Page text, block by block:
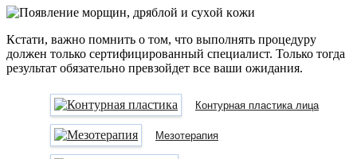
Кстати, важно помнить о том, что выполнять процедуру
должен только сертифицированный специалист. Только тогда
результат обязательно превзойдет все ваши ожидания.
Контурная пластика лица
Мезотерапия